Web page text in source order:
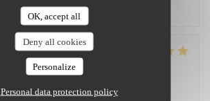
OK, accept all
Deny all cookies
Personalize
Personal data protection policy